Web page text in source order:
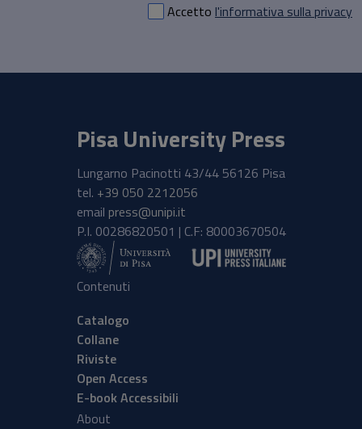
Accetto l'informativa sulla privacy
Pisa University Press
Lungarno Pacinotti 43/44 56126 Pisa
tel. +39 050 2212056
email press@unipi.it
P.I. 00286820501 | C.F: 80003670504
Contenuti
Catalogo
Collane
Riviste
Open Access
E-book Accessibili
About